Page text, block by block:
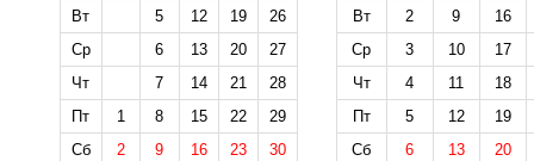
Вт
5 12 19
26
Ср
6 13 20
27
Чт
7 14 21
28
Пт
1 8 15 22
29
Сб
2 9 16 23
30
Вт
2 9
16
Ср
3 10
17
Чт
4 11
18
Пт
5 12
19
Сб
6 13
20